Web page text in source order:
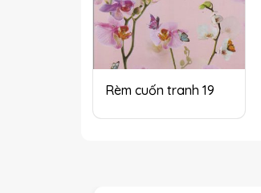
Rèm cuốn tranh 19